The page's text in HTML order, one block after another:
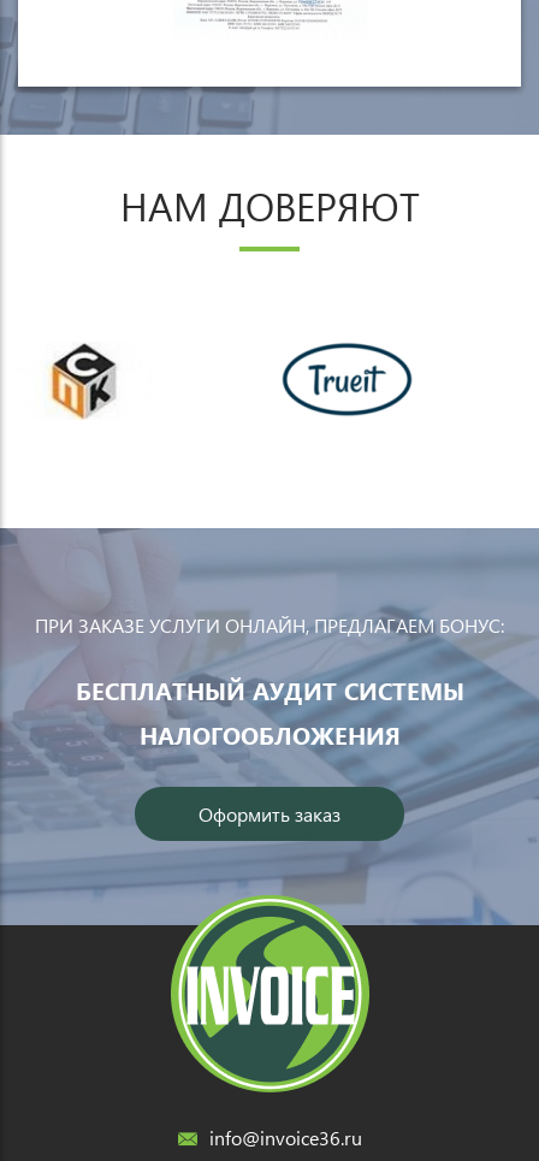
НАМ ДОВЕРЯЮТ
ПРИ ЗАКАЗЕ УСЛУГИ ОНЛАЙН, ПРЕДЛАГАЕМ БОНУС:
БЕСПЛАТНЫЙ АУДИТ СИСТЕМЫ
НАЛОГООБЛОЖЕНИЯ
Оформить заказ
b info@invoice36.ru